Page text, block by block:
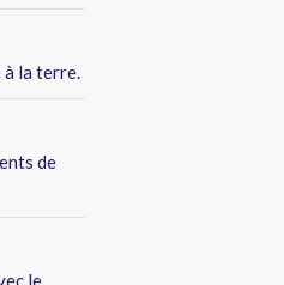
à la terre.
de
le